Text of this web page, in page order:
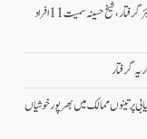
بنگلہ دیش: سیاستدان کے مبینہ ماورائے عدالت قتل پر حاضر سروس بریگیڈیئر گرفتار، شیخ حسینہ سمیت 11 افراد
گرفتار
پرتینوں ممالک میں بھرپورخوشیاں